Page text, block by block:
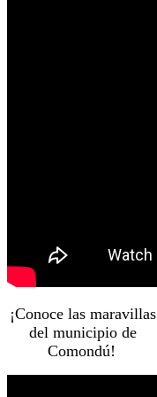
¡Conoce las maravillas
del municipio de
Comondú!